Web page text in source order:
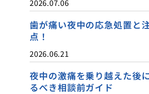
2026.07.06
歯が痛い夜中の応急処置と
点！
2026.06.21
夜中の激痛を乗り越えた後
るべき相談前ガイド